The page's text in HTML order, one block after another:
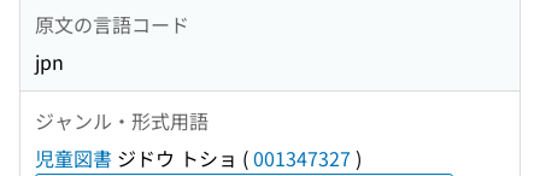
原文の言語コード
jpn
ジャンル・形式用語
児童図書 ジドウ トショ (001347327 )